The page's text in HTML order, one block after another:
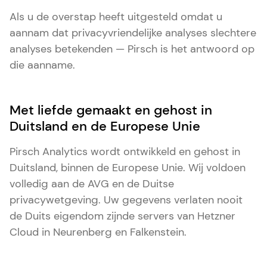
Als u de overstap heeft uitgesteld omdat u
aannam dat privacyvriendelijke analyses slechtere
analyses betekenden — Pirsch is het antwoord op
die aanname.
Met liefde gemaakt en gehost in
Duitsland en de Europese Unie
Pirsch Analytics wordt ontwikkeld en gehost in
Duitsland, binnen de Europese Unie. Wij voldoen
volledig aan de AVG en de Duitse
privacywetgeving. Uw gegevens verlaten nooit
de Duits eigendom zijnde servers van Hetzner
Cloud in Neurenberg en Falkenstein.